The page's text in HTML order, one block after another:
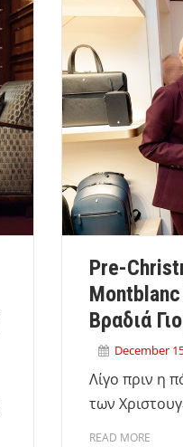
Pre-
Βραδιά
December
Λίγο πριν η
των
READ MORE